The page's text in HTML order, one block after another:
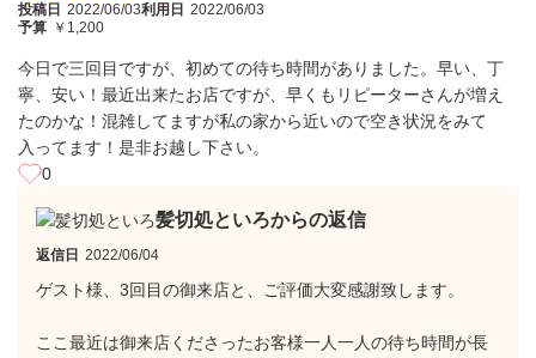
投稿日 2022/06/03利用日 2022/06/03
予算 ￥1,200
今日で三回目ですが、初めての待ち時間がありました。早い、丁
寧、安い！最近出来たお店ですが、早くもリピーターさんが増え
たのかな！混雑してますが私の家から近いので空き状況をみて
入ってます！是非お越し下さい。
0
髪切処といろからの返信
返信日 2022/06/04
ゲスト様、3回目の御来店と、ご評価大変感謝致します。
ここ最近は御来店くださったお客様一人一人の待ち時間が長